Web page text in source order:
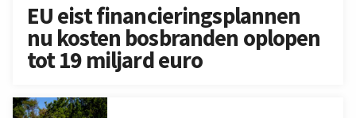
EU eist financieringsplannen
nu kosten bosbranden oplopen
tot 19 miljard euro